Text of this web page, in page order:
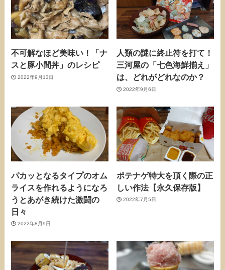
不可解なほど美味い！「ナ
スと豚小間丼」のレシピ
2022年9月13日
人類の謎に終止符を打て！
三河屋の「七色海鮮揃え」
は、どれがどれなのか？
2022年9月6日
パカッとなるタイプのオム
ライスを作れるようになろ
うとあがき続けた激闘の
日々
2022年8月9日
ポテナゲ特大を頂く際の正
しい作法【永久保存版】
2022年7月5日